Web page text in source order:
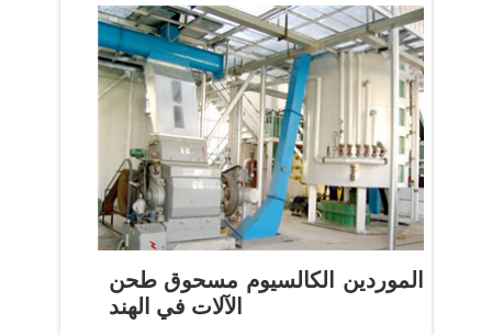
الموردين الكالسيوم مسحوق طحن
الآلات في الهند